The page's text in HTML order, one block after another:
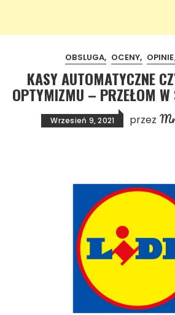
OBSLUGA OCENY OPINIE
KASY AUTOMATYCZNE
OPTYMIZMU – PRZEŁOM W
Wrzesień 9, 2021 przez